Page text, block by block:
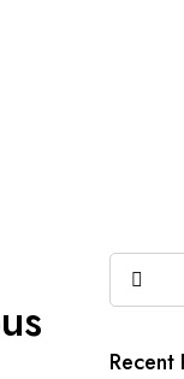
Recent